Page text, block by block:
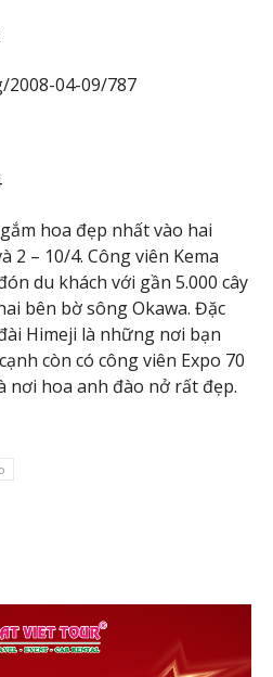
hoa đẹp nhất vào hai
2 – 10/4. Công viên Kema
du khách với gần 5.000 cây
bên bờ sông Okawa. Đặc
Himeji là những nơi bạn
còn có công viên Expo 70
nơi hoa anh đào nở rất đẹp.